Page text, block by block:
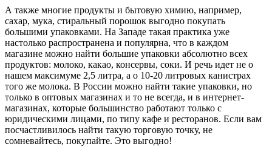
А также многие продукты и бытовую химию, например,
сахар, мука, стиральный порошок выгодно покупать
большими упаковками. На Западе такая практика уже
настолько распространена и популярна, что в каждом
магазине можно найти большие упаковки абсолютно всех
продуктов: молоко, какао, консервы, соки. И речь идет не о
нашем максимуме 2,5 литра, а о 10-20 литровых канистрах
того же молока. В России можно найти такие упаковки, но
только в оптовых магазинах и то не всегда, и в интернет-
магазинах, которые большинство работают только с
юридическими лицами, по типу кафе и ресторанов. Если вам
посчастливилось найти такую торговую точку, не
сомневайтесь, покупайте. Это выгодно!